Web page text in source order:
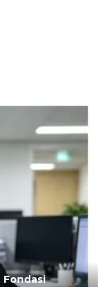
Fondasi